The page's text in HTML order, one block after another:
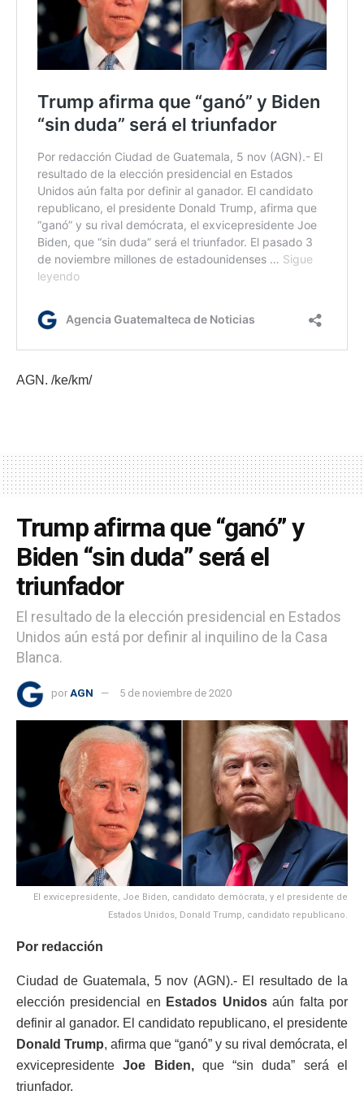
AGN. /ke/km/
Trump afirma que “ganó” y
Biden “sin duda” será el
triunfador
El resultado de la elección presidencial en Estados
Unidos aún está por definir al inquilino de la Casa
Blanca.
por AGN 5 de noviembre de 2020
El exvicepresidente, Joe Biden, candidato demócrata, y el presidente de
Estados Unidos, Donald Trump, candidato republicano.
Por redacción
Ciudad de Guatemala, 5 nov (AGN).- El resultado de la
elección presidencial en Estados Unidosaún falta por
definir al ganador. El candidato republicano, el presidente
Donald Trump, afirma que “ganó” y su rival demócrata, el
exvicepresidente Joe Biden,que “sin duda” será el
triunfador.